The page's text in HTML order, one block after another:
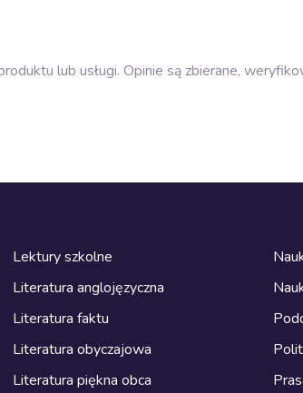
lub usługi. Opinie są zbierane,
Lektury szkolne
Literatura anglojęzyczna
Literatura faktu
Literatura obyczajowa
Literatura piękna obca